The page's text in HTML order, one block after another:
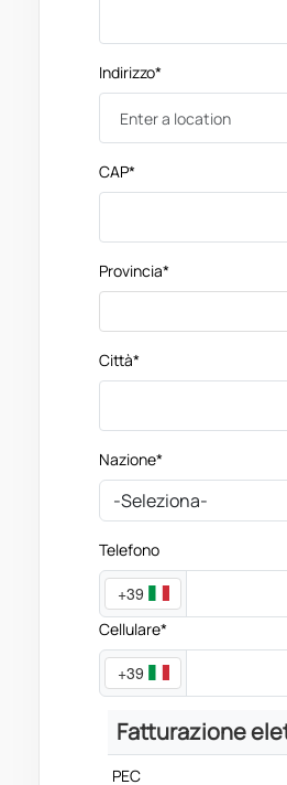
Indirizzo*
CAP*
Provincia*
Città*
Nazione*
Telefono
+39
Cellulare*
+39
Fatturazione
PEC